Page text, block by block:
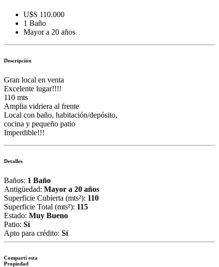
U$S 110.000
1 Baño
Mayor a 20 años
Descripción
Gran local en venta
Excelente lugar!!!!
110 mts
Amplia vidriera al frente
Local con baño, habitación/depósito,
cocina y pequeño patio
Imperdible!!!
Detalles
Baños: 1 Baño
Antigüedad: Mayor a 20 años
Superficie Cubierta (mts²): 110
Superficie Total (mts²): 115
Estado: Muy Bueno
Patio: Sí
Apto para crédito: Sí
Compartí esta
Propiedad